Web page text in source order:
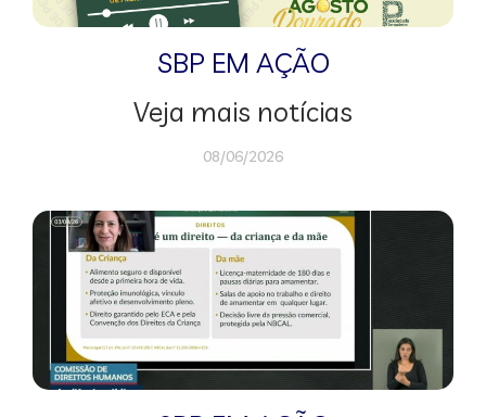
SBP EM AÇÃO
Veja mais notícias
08/06/2026